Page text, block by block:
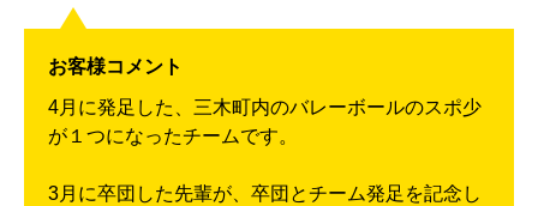
お客様コメント
4月に発足した、三木町内のバレーボールのスポ少
が１つになったチームです。
3月に卒団した先輩が、卒団とチーム発足を記念し